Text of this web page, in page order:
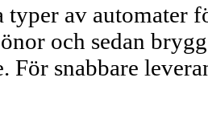
av automater
och sedan
För snabbare